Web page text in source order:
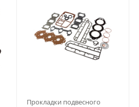
Прокладки подвесного